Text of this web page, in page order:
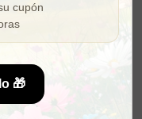
cupón
🎁